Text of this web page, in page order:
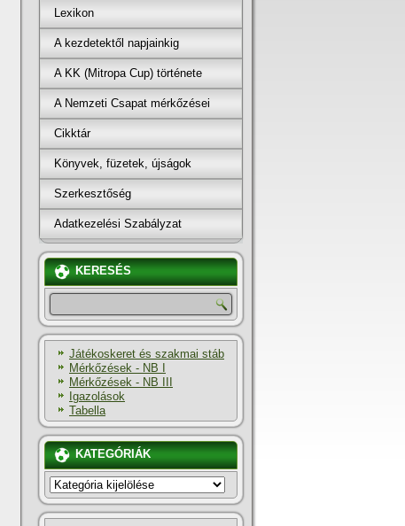
Lexikon
A kezdetektől napjainkig
A KK (Mitropa Cup) története
A Nemzeti Csapat mérkőzései
Cikktár
Könyvek, füzetek, újságok
Szerkesztőség
Adatkezelési Szabályzat
KERESÉS
Játékoskeret és szakmai stáb
Mérkőzések - NB I
Mérkőzések - NB III
Igazolások
Tabella
KATEGÓRIÁK
KATEGÓRIÁK